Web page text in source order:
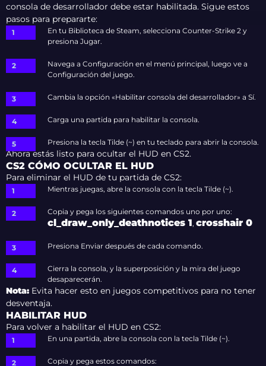
consola de desarrollador debe estar habilitada. Sigue estos
pasos para prepararte:
En tu Biblioteca de Steam, selecciona Counter-Strike 2 y
presiona Jugar.
Navega a Configuración en el menú principal, luego ve a
Configuración del juego.
Cambia la opción «Habilitar consola del desarrollador» a Sí.
Carga una partida para habilitar la consola.
Presiona la tecla Tilde (~) en tu teclado para abrir la consola.
Ahora estás listo para ocultar el HUD en CS2.
CS2 CÓMO OCULTAR EL HUD
Para eliminar el HUD de tu partida de CS2:
Mientras juegas, abre la consola con la tecla Tilde (~).
Copia y pega los siguientes comandos uno por uno:
cl_draw_only_deathnotices 1, crosshair 0
Presiona Enviar después de cada comando.
Cierra la consola, y la superposición y la mira del juego
desaparecerán.
Nota: Evita hacer esto en juegos competitivos para no tener
desventaja.
HABILITAR HUD
Para volver a habilitar el HUD en CS2:
En una partida, abre la consola con la tecla Tilde (~).
Copia y pega estos comandos: